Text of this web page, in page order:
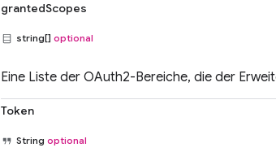
grantedScopes
string[] optional
Eine Liste der OAuth2-Bereiche, die der
Token
String optional